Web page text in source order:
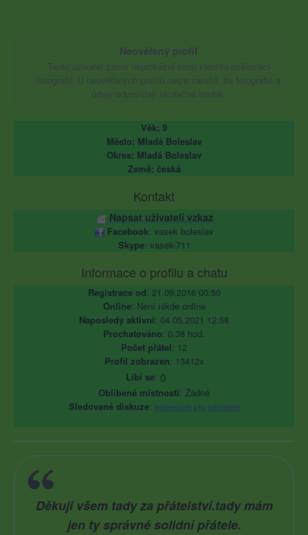
Neověřený profil
Tento uživatel zatím neprokázal svou identitu ověřovací
fotografií. U neověřených profilů nelze zaručit, že fotografie a
údaje odpovídají skutečné osobě.
Věk: 9
Město: Mladá Boleslav
Okres: Mladá Boleslav
Země: česká
Kontakt
Napsat uživateli vzkaz
Facebook: vasek boleslav
Skype: vasek-711
Informace o profilu a chatu
Registrace od: 21.09.2016 00:50
Online: Není nikde online
Naposledy aktivní: 04.05.2021 12:58
Prochatováno: 0.38 hod.
Počet přátel: 12
Profil zobrazen: 13412x
Líbí se: 0
Oblibené místnosti: Žádné
Sledované diskuze: Informace pro uživatele
Děkuji všem tady za přátelství.tady mám
jen ty správné solidní přátele.